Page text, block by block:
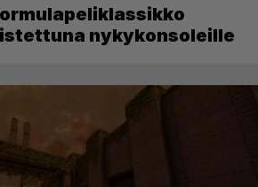
nykykonsoleille